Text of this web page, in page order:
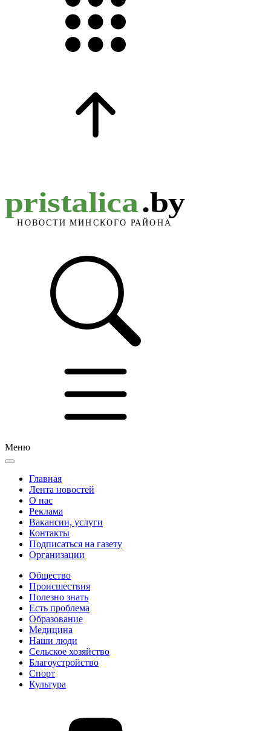
Меню
Главная
Лента новостей
О нас
Реклама
Вакансии, услуги
Контакты
Подписаться на газету
Организации
Общество
Происшествия
Полезно знать
Есть проблема
Образование
Медицина
Наши люди
Сельское хозяйство
Благоустройство
Спорт
Культура